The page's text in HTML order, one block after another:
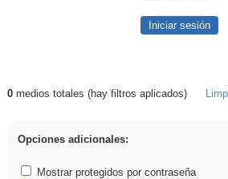
Iniciar sesión
Resultados de: Binnorie
0medios totales (hay filtros aplicados)
Opciones adicionales:
Mostrar protegidos por contraseña